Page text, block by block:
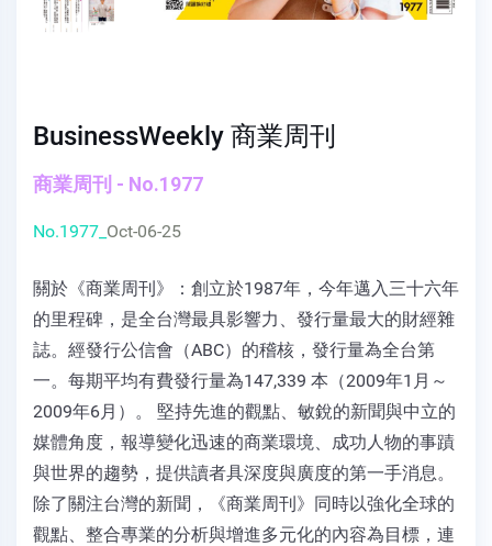
BusinessWeekly 商業周刊
商業周刊 - No.1977
No.1977_ Oct-06-25
關於《商業周刊》：創立於1987年，今年邁入三十六年
的里程碑，是全台灣最具影響力、發行量最大的財經雜
誌。經發行公信會（ABC）的稽核，發行量為全台第
一。每期平均有費發行量為147,339 本（2009年1月～
2009年6月）。 堅持先進的觀點、敏銳的新聞與中立的
媒體角度，報導變化迅速的商業環境、成功人物的事蹟
與世界的趨勢，提供讀者具深度與廣度的第一手消息。
除了關注台灣的新聞，《商業周刊》同時以強化全球的
觀點、整合專業的分析與增進多元化的內容為目標，連